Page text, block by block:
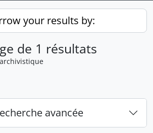
your results by:
de 1 résultats
avancée